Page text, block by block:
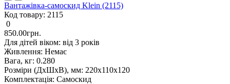
Вантажівка-самоскид Klein (2115)
Код товару: 2115
0
850.00грн.
Для дітей віком: від 3 років
Живлення: Немає
Вага, кг: 0.280
Розміри (ДxШxВ), мм: 220х110х120
Комплектація: Самоскид